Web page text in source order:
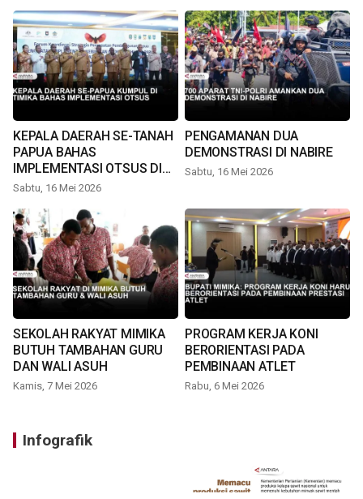
KEPALA DAERAH SE-TANAH
PAPUA BAHAS
IMPLEMENTASI OTSUS DI
TIMIKA
Sabtu, 16 Mei 2026
PENGAMANAN DUA
DEMONSTRASI DI NABIRE
Sabtu, 16 Mei 2026
SEKOLAH RAKYAT MIMIKA
BUTUH TAMBAHAN GURU
DAN WALI ASUH
Kamis, 7 Mei 2026
PROGRAM KERJA KONI
BERORIENTASI PADA
PEMBINAAN ATLET
Rabu, 6 Mei 2026
Infografik